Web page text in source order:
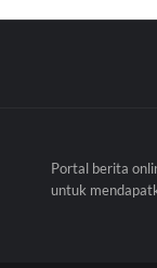
Portal berita
untuk